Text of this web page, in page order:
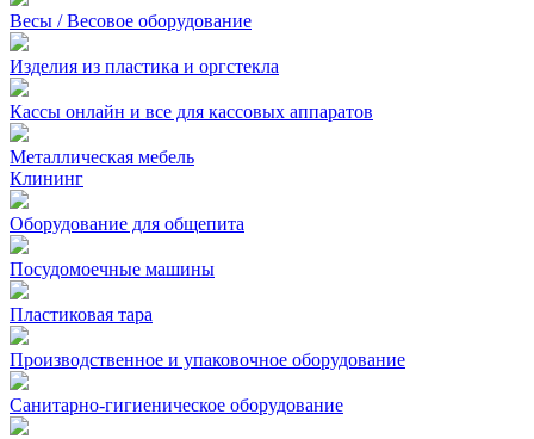
Весы / Весовое оборудование
Изделия из пластика и оргстекла
Кассы онлайн и все для кассовых аппаратов
Металлическая мебель
Клининг
Оборудование для общепита
Посудомоечные машины
Пластиковая тара
Производственное и упаковочное оборудование
Санитарно-гигиеническое оборудование